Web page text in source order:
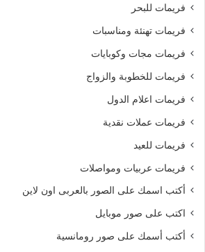
فريمات للبحر
فريمات تهنئة ومناسبات
فريمات مجات وكوبايات
فريمات للخطوبة والزواج
فريمات اعلام الدول
فريمات عملات نقدية
فريمات للعيد
فريمات عربيات ومواصلات
أكتب اسمك على الصور بالعربى اون لاين
اكتب على صور موبايل
أكتب أسمك على صور رومانسية